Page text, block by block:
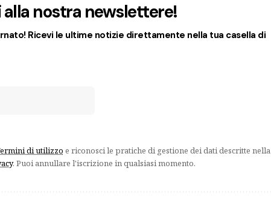
nostra newslettere!
Ricevi le ultime notizie direttamente nella tua casella di
di utilizzo e riconosci le pratiche di gestione dei dati descritte nella
. Puoi annullare l'iscrizione in qualsiasi momento.